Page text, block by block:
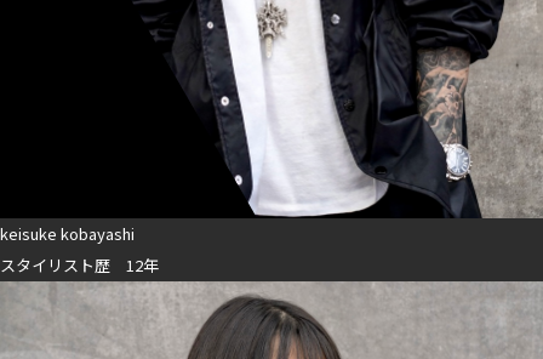
keisuke kobayashi
スタイリスト歴 12年